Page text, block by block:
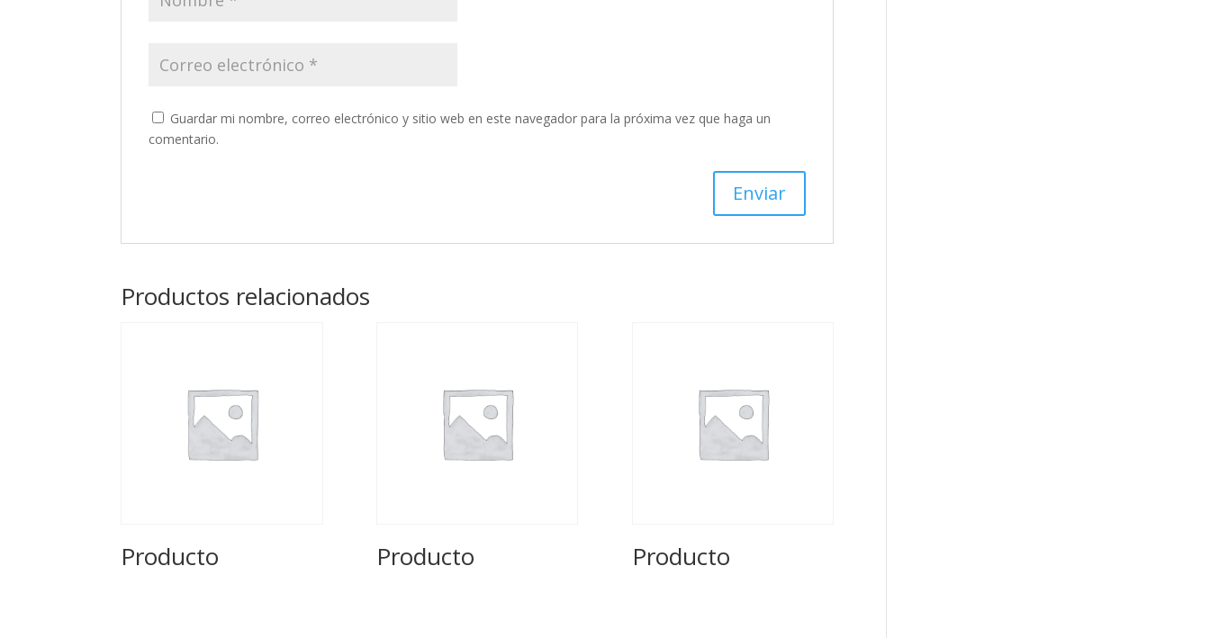
Guardar mi nombre, correo electrónico y sitio web en este navegador para la próxima vez que haga un
comentario.
Productos relacionados
Producto Producto Producto